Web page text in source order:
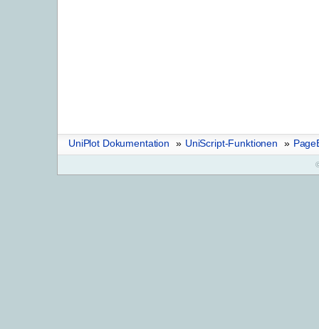
UniPlot Dokumentation » UniScript-Funktionen »